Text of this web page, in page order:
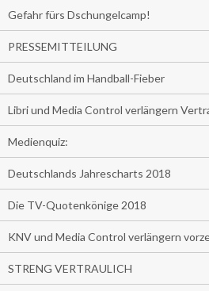
Gefahr fürs Dschungelcamp!
PRESSEMITTEILUNG
Deutschland im Handball-Fieber
Libri und Media Control verlängern
Medienquiz:
Deutschlands Jahrescharts 2018
Die TV-Quotenkönige 2018
KNV und Media Control verlängern
STRENG VERTRAULICH